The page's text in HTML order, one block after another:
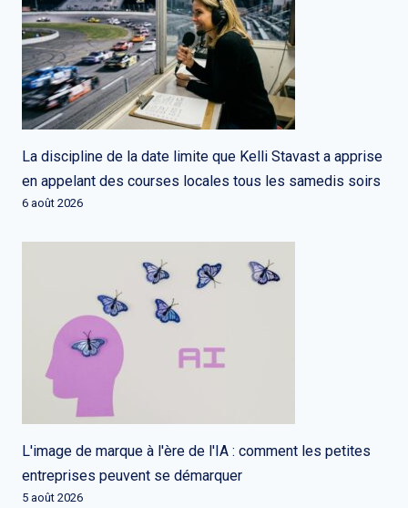
La discipline de la date limite que Kelli Stavast a apprise
en appelant des courses locales tous les samedis soirs
6 août 2026
L'image de marque à l'ère de l'IA : comment les petites
entreprises peuvent se démarquer
5 août 2026